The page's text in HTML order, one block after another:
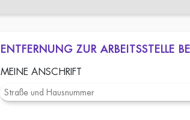
ENTFERNUNG ZUR ARBEITSSTELLE
MEINE ANSCHRIFT